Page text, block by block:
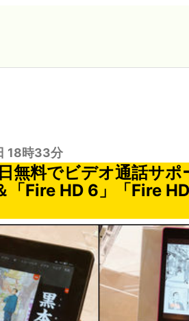
18時33分
無料でビデオ通話サポ
「Fire HD 6」「Fire